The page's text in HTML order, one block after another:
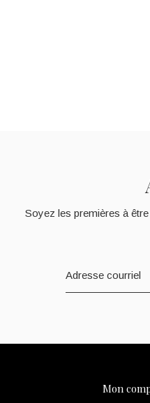
Soyez les premières à
Mon